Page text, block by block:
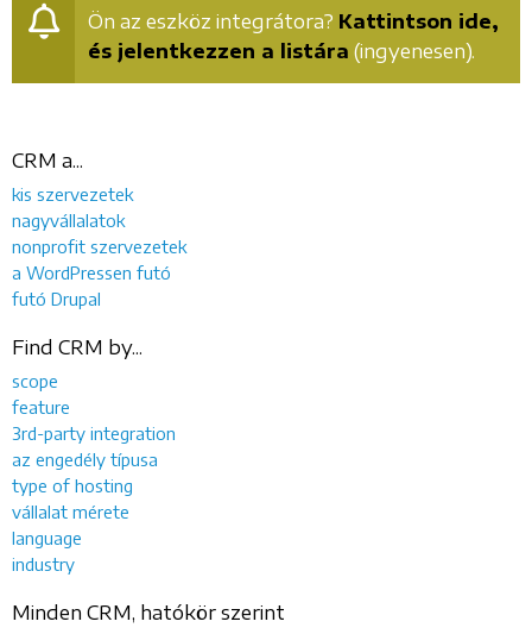
Ön az eszköz integrátora? Kattintson ide,
és jelentkezzen a listára (ingyenesen).
CRM a...
kis szervezetek
nagyvállalatok
nonprofit szervezetek
a WordPressen futó
futó Drupal
Find CRM by...
scope
feature
3rd-party integration
az engedély típusa
type of hosting
vállalat mérete
language
industry
Minden CRM, hatókör szerint